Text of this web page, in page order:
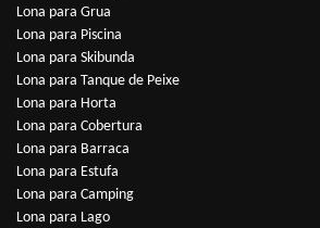
Lona para Grua
Lona para Piscina
Lona para Skibunda
Lona para Tanque de Peixe
Lona para Horta
Lona para Cobertura
Lona para Barraca
Lona para Estufa
Lona para Camping
Lona para Lago